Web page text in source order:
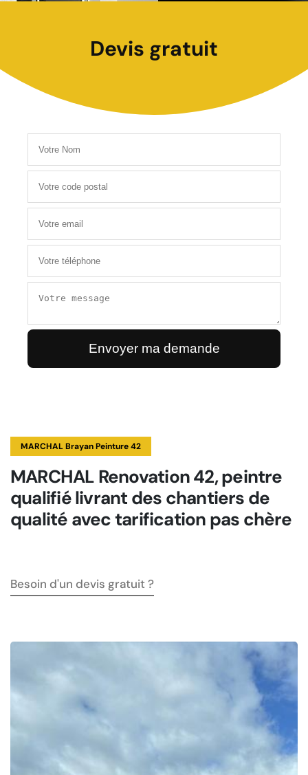
Devis gratuit
MARCHAL Brayan Peinture 42
MARCHAL Renovation 42, peintre
qualifié livrant des chantiers de
qualité avec tarification pas chère
Besoin d'un devis gratuit ?